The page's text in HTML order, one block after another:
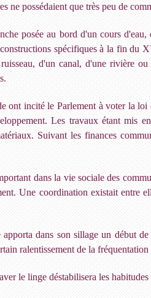
ne possédaient que très peu de
posée au bord d'un cours
spécifiques à la fin du
d'un canal, d'une rivière
ont incité le Parlement à voter la
Les travaux étant mis
Suivant les finances
dans la vie sociale des
Une coordination existait entre
dans son sillage un début
ralentissement de la fréquentation
le linge déstabilisera les habitudes